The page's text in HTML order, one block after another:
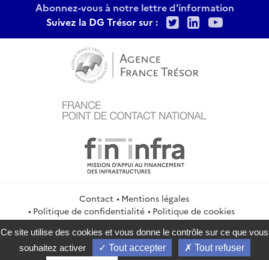
Abonnez-vous à notre lettre d'information
Suivez la DG Trésor sur :
TwitterLinkedIn
Contact
Mentions légales
Politique de confidentialité
Politique de cookies
Gestion des cookies
Flux RSS
service-public.gouv.fr
legifrance.gouv.fr
info.gouv.fr
data.gouv.fr
Ce site utilise des cookies et vous donne le contrôle sur ce que vous
souhaitez activer
Tout accepter Tout refuser